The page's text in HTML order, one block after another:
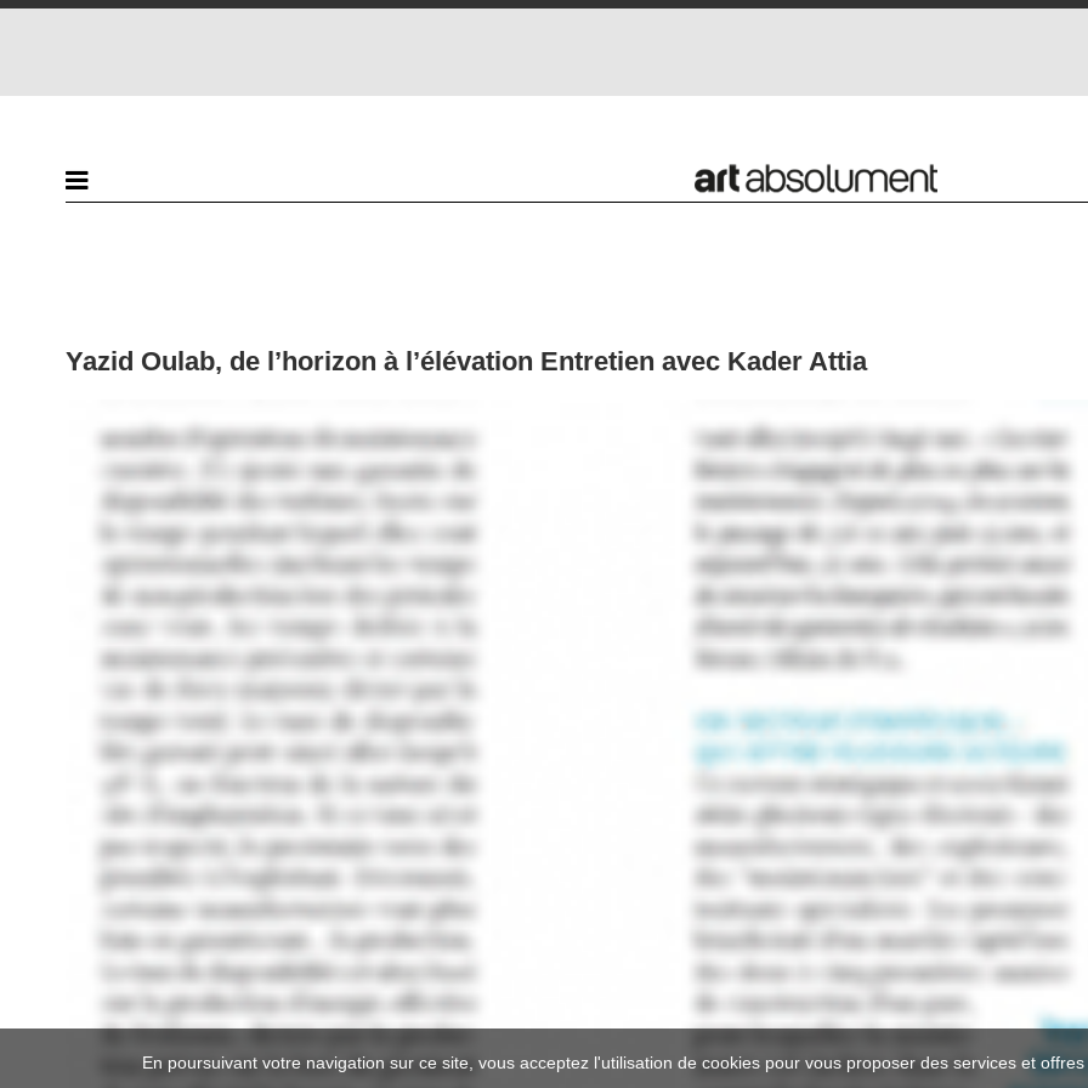
Yazid Oulab, de l’horizon à l’élévation Entretien avec Kader Attia
En poursuivant votre navigation sur ce site, vous acceptez l'utilisation de cookies pour vous proposer des services et